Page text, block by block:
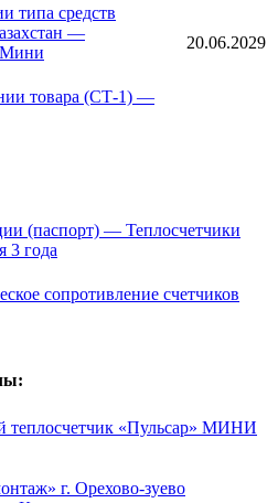
типа средств
—
Мини
20.06.2029
товара (СТ-1) —
(паспорт) — Теплосчетчики
3 года
сопротивление счетчиков
теплосчетчик «Пульсар» МИНИ
г. Орехово-зуево